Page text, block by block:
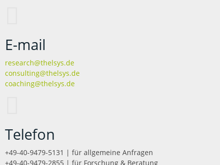
E-mail
research@thelsys.de
consulting@thelsys.de
coaching@thelsys.de
Telefon
+49-40-9479-5131 | für allgemeine Anfragen
+49-40-9479-2855 | für Forschung & Beratung